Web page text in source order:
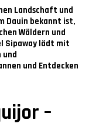
Landschaft und
Dauin bekannt ist,
Wäldern und
Sipaway lädt mit
und
und Entdecken
–